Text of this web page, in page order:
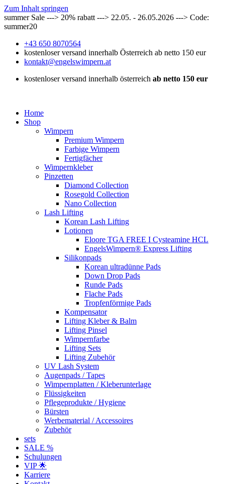
Zum Inhalt springen
summer Sale ---> 20% rabatt ---> 22.05. - 26.05.2026 ---> Code:
summer20
+43 650 8070564
kostenloser versand innerhalb Österreich ab netto 150 eur
kontakt@engelswimpern.at
kostenloser versand innerhalb österreich ab netto 150 eur
Home
Shop
Wimpern
Premium Wimpern
Farbige Wimpern
Fertigfächer
Wimpernkleber
Pinzetten
Diamond Collection
Rosegold Collection
Nano Collection
Lash Lifting
Korean Lash Lifting
Lotionen
Eloore TGA FREE I Cysteamine HCL
EngelsWimpern® Express Lifting
Silikonpads
Korean ultradünne Pads
Down Drop Pads
Runde Pads
Flache Pads
Tropfenförmige Pads
Kompensator
Lifting Kleber & Balm
Lifting Pinsel
Wimpernfarbe
Lifting Sets
Lifting Zubehör
UV Lash System
Augenpads / Tapes
Wimpernplatten / Kleberunterlage
Flüssigkeiten
Pflegeprodukte / Hygiene
Bürsten
Werbematerial / Accessoires
Zubehör
sets
SALE %
Schulungen
VIP 🌟
Karriere